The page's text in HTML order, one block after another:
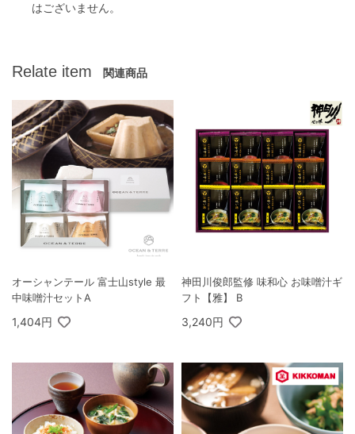
はございません。
Relate item 関連商品
オーシャンテール 富士山style 最
中味噌汁セットA
1,404円
神田川俊郎監修 味和心 お味噌汁ギ
フト【雅】 B
3,240円